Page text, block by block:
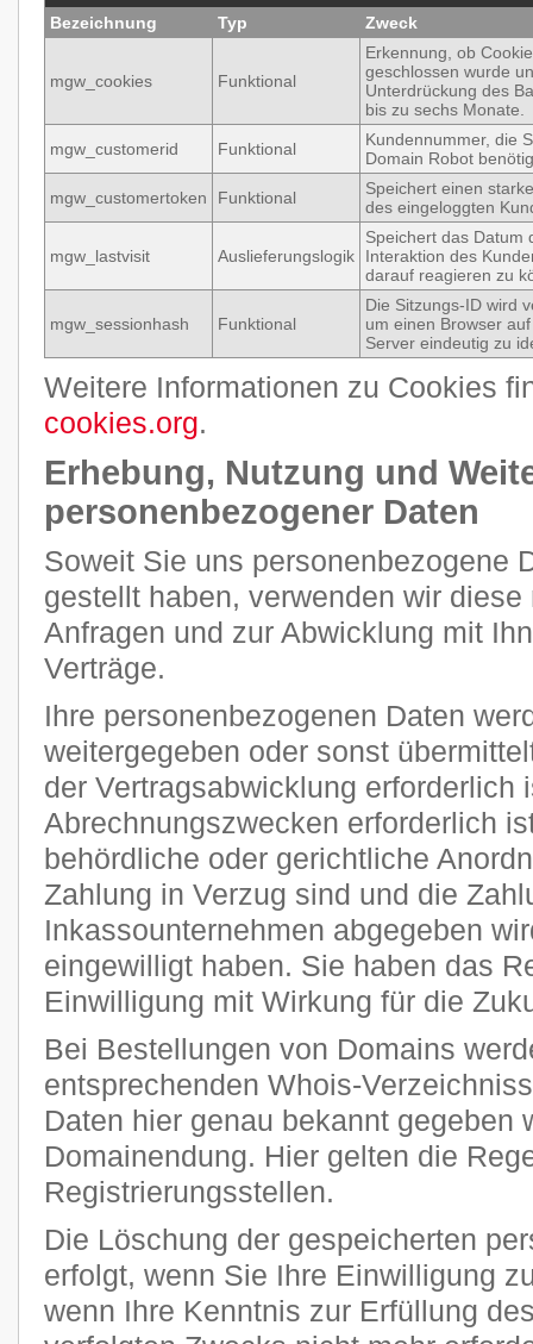
Bezeichnung Typ Zweck
mgw_cookies Funktional
Erkennung, ob
geschlossen wurde
Unterdrückung des
bis zu sechs Monate.
mgw_customerid Funktional
Kundennummer, die
Domain Robot
mgw_customertoken Funktional
Speichert einen
des eingeloggten
mgw_lastvisit Auslieferungslogik
Speichert das Datum
Interaktion des
darauf reagieren zu
mgw_sessionhash Funktional
Die Sitzungs-ID wird
um einen Browser
Server eindeutig zu
Weitere Informationen zu Cookies
cookies.org.
Erhebung, Nutzung und
personenbezogener Daten
Soweit Sie uns personenbezogene
gestellt haben, verwenden wir
Anfragen und zur Abwicklung mit
Verträge.
Ihre personenbezogenen Daten
weitergegeben oder sonst
der Vertragsabwicklung erforderlich
Abrechnungszwecken erforderlich
behördliche oder gerichtliche
Zahlung in Verzug sind und die
Inkassounternehmen abgegeben
eingewilligt haben. Sie haben das
Einwilligung mit Wirkung für die
Bei Bestellungen von Domains
entsprechenden Whois-
Daten hier genau bekannt gegeben
Domainendung. Hier gelten die
Registrierungsstellen.
Die Löschung der gespeicherten
erfolgt, wenn Sie Ihre Einwilligung
wenn Ihre Kenntnis zur Erfüllung